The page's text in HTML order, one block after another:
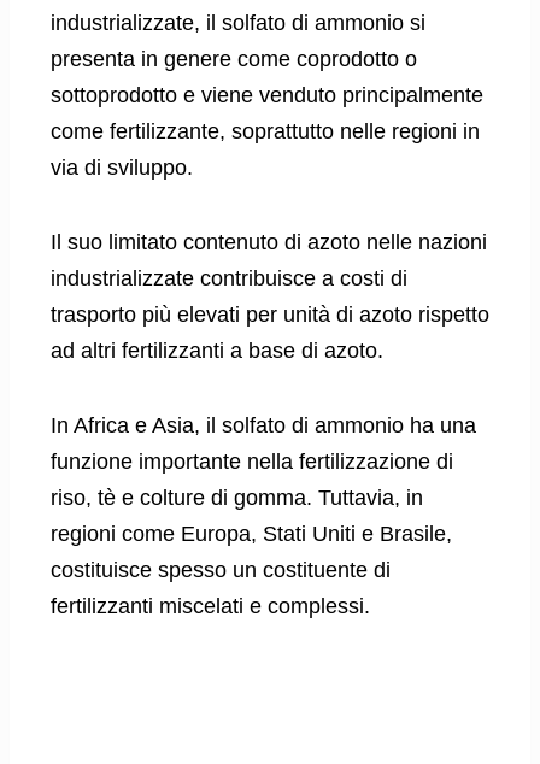
industrializzate, il solfato di ammonio si
presenta in genere come coprodotto o
sottoprodotto e viene venduto principalmente
come fertilizzante, soprattutto nelle regioni in
via di sviluppo.
Il suo limitato contenuto di azoto nelle nazioni
industrializzate contribuisce a costi di
trasporto più elevati per unità di azoto rispetto
ad altri fertilizzanti a base di azoto.
In Africa e Asia, il solfato di ammonio ha una
funzione importante nella fertilizzazione di
riso, tè e colture di gomma. Tuttavia, in
regioni come Europa, Stati Uniti e Brasile,
costituisce spesso un costituente di
fertilizzanti miscelati e complessi.